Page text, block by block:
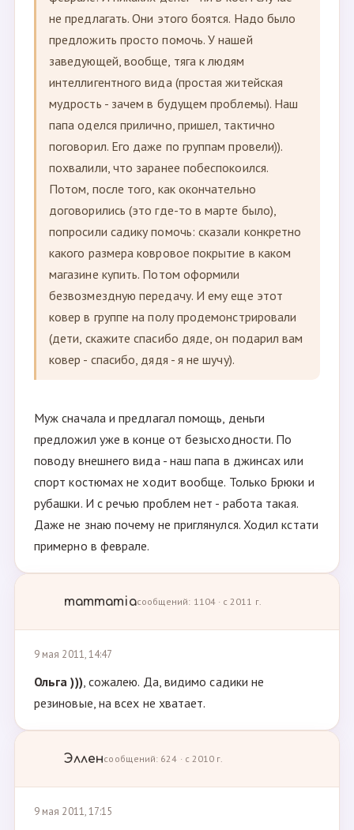
не предлагать. Они этого боятся. Надо было
предложить просто помочь. У нашей
заведующей, вообще, тяга к людям
интеллигентного вида (простая житейская
мудрость - зачем в будущем проблемы). Наш
папа оделся прилично, пришел, тактично
поговорил. Его даже по группам провели)).
похвалили, что заранее побеспокоился.
Потом, после того, как окончательно
договорились (это где-то в марте было),
попросили садику помочь: сказали конкретно
какого размера ковровое покрытие в каком
магазине купить. Потом оформили
безвозмездную передачу. И ему еще этот
ковер в группе на полу продемонстрировали
(дети, скажите спасибо дяде, он подарил вам
ковер - спасибо, дядя - я не шучу).
Муж сначала и предлагал помощь, деньги
предложил уже в конце от безысходности. По
поводу внешнего вида - наш папа в джинсах или
спорт костюмах не ходит вообще. Только Брюки и
рубашки. И с речью проблем нет - работа такая.
Даже не знаю почему не приглянулся. Ходил кстати
примерно в феврале.
mammamiaсообщений: 1104 · с 2011 г.
9 мая 2011, 14:47
Ольга ))), сожалею. Да, видимо садики не
резиновые, на всех не хватает.
Элленсообщений: 624 · с 2010 г.
9 мая 2011, 17:15